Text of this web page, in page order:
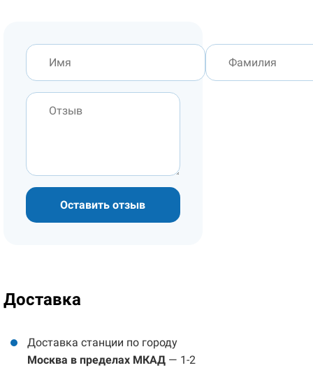
Оставить отзыв
Доставка
Доставка станции по городу
Москва в пределах МКАД — 1-2